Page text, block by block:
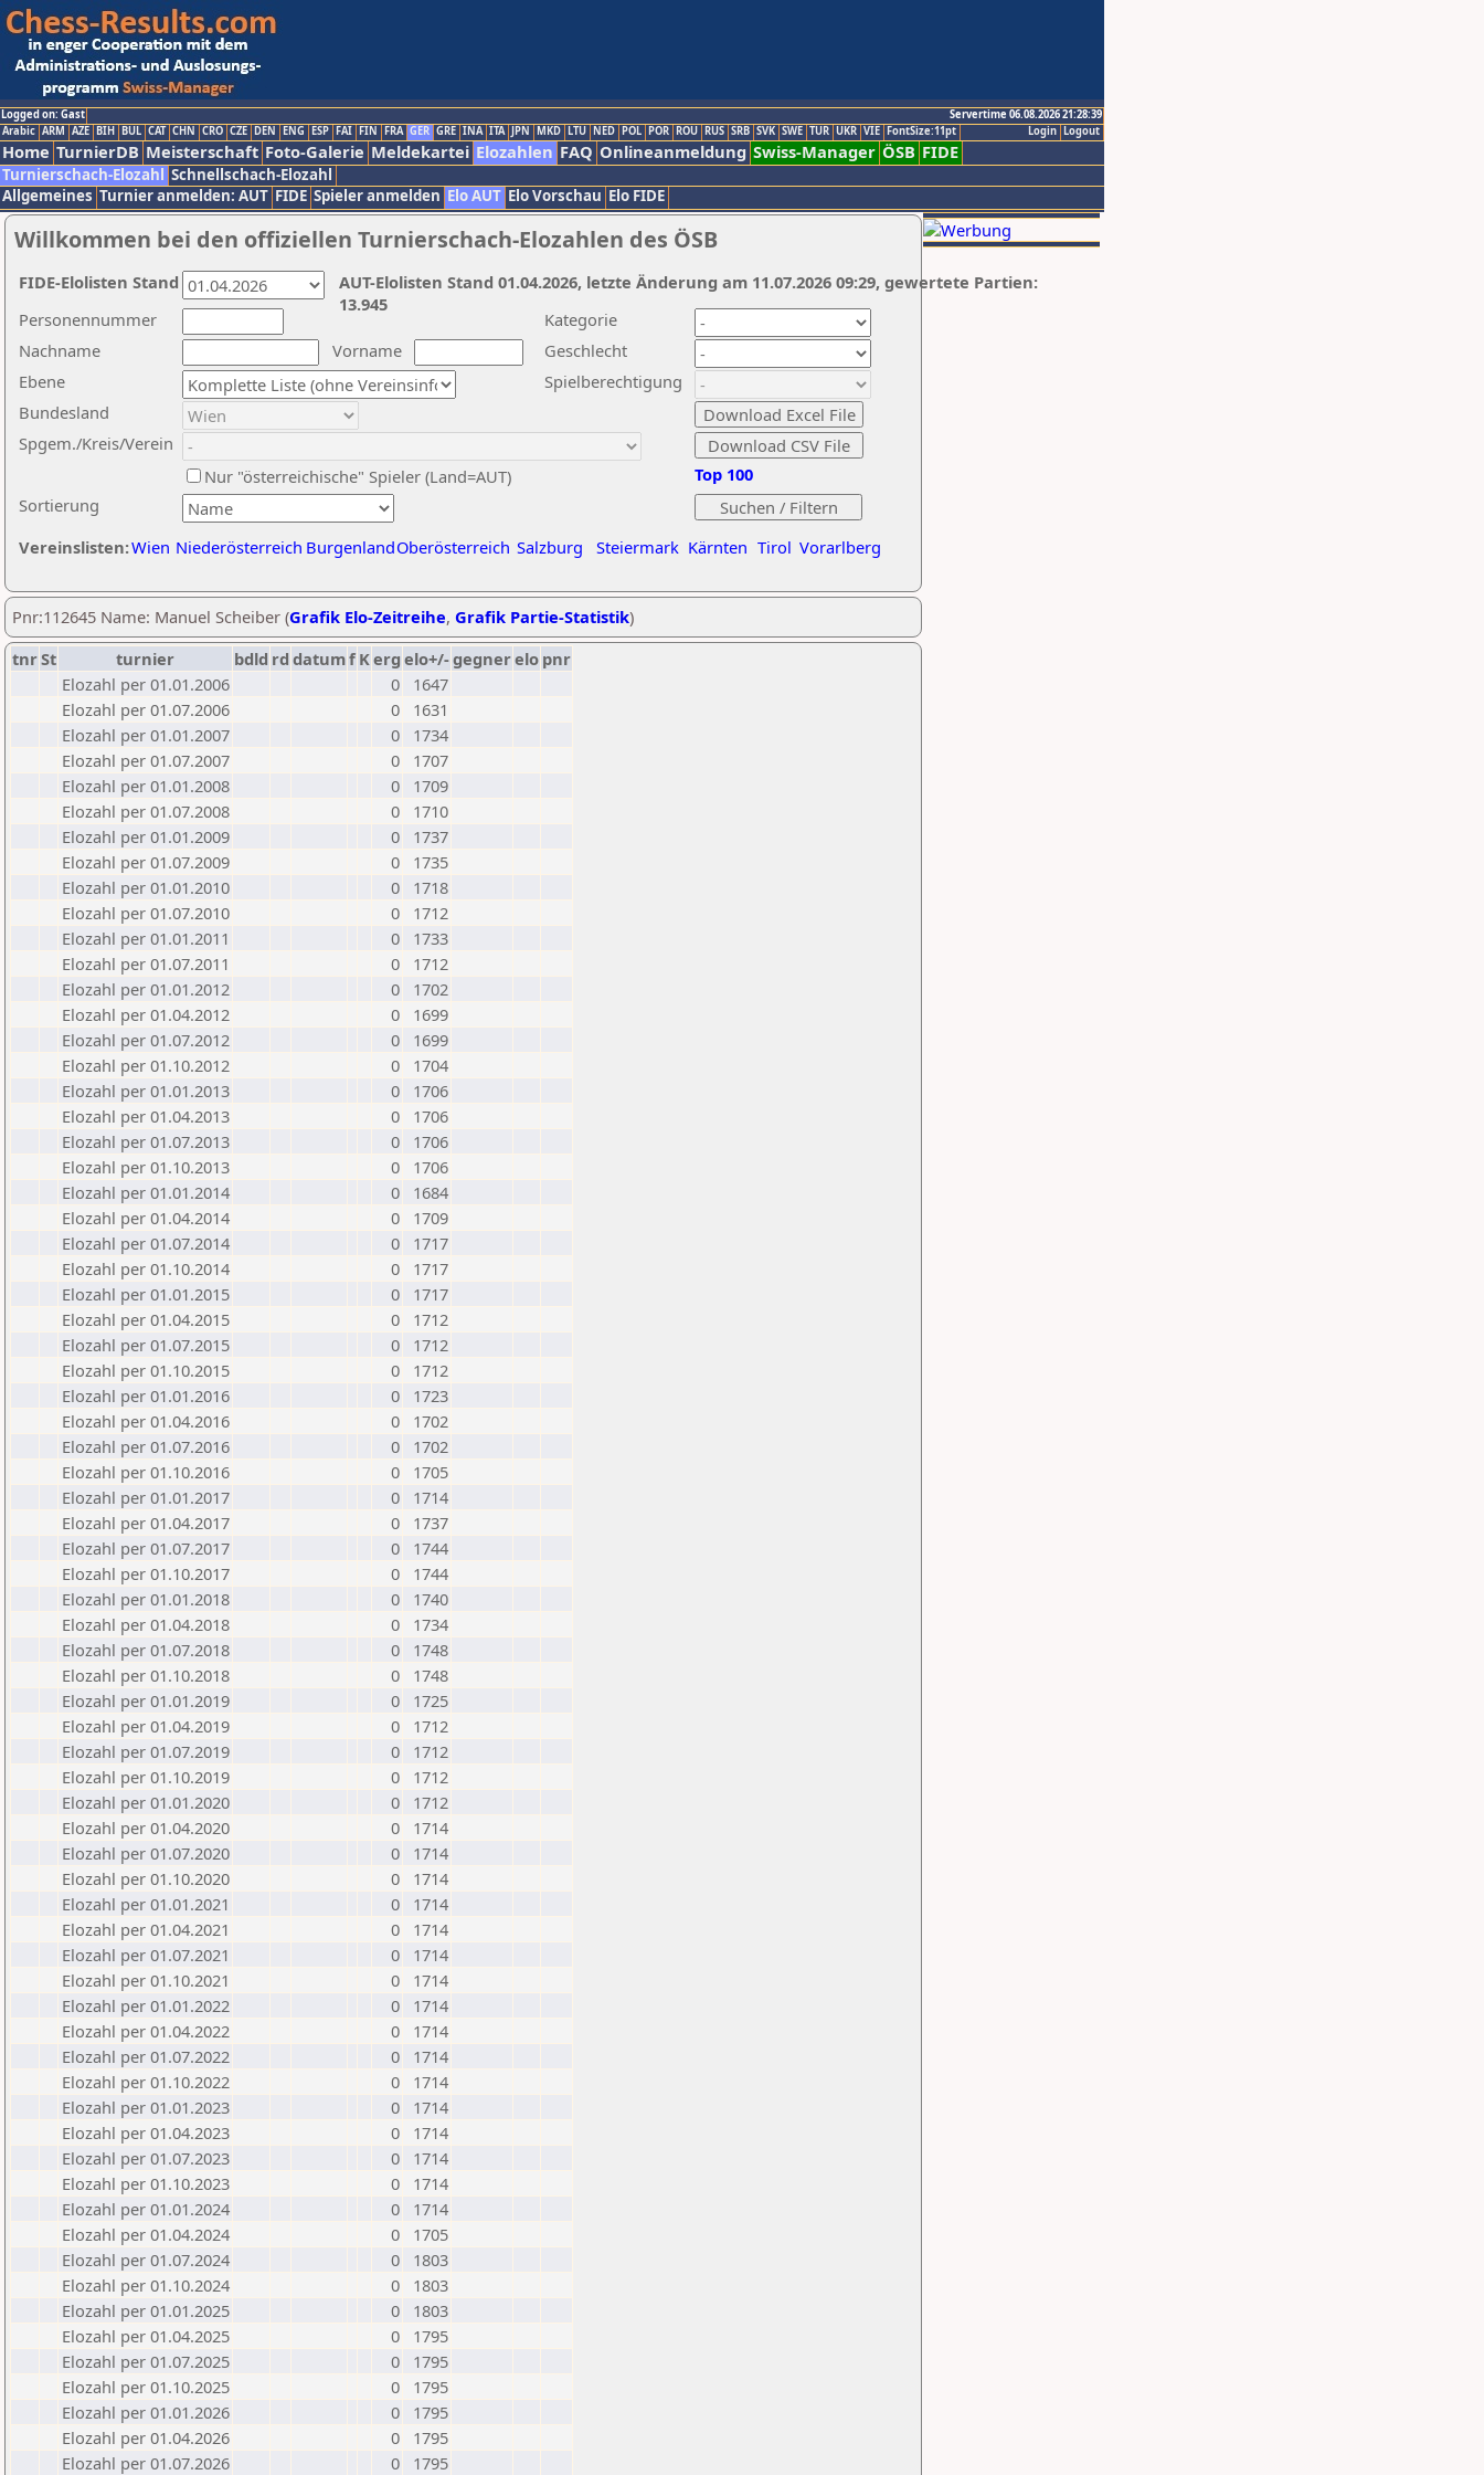
Logged on: Gast
Servertime 06.08.2026 21:28:39
Logout
Login
Arabic ARM AZE BIH BUL CAT CHN CRO CZE DEN ENG ESP FAI FIN FRA GER GRE INA ITA JPN MKD LTU NED POL POR ROU RUS SRB SVK SWE TUR UKR VIE FontSize:11pt
Home TurnierDB Meisterschaft Foto-Galerie Meldekartei Elozahlen FAQ Onlineanmeldung Swiss-Manager ÖSB FIDE
Turnierschach-Elozahl Schnellschach-Elozahl
Allgemeines Turnier anmelden: AUT FIDE Spieler anmelden Elo AUT Elo Vorschau Elo FIDE
Willkommen bei den offiziellen Turnierschach-Elozahlen des ÖSB
Nachname
Vorname
Ebene
Kategorie
Sortierung
Personennummer
Bundesland
Spgem./Kreis/Verein
Geschlecht
Nur "österreichische" Spieler (Land=AUT)
Spielberechtigung
Vereinslisten:Wien Niederösterreich BurgenlandOberösterreich Salzburg Steiermark Kärnten Tirol Vorarlberg
Top 100
AUT-Elolisten Stand 01.04.2026, letzte Änderung am 11.07.2026 09:29, gewertete Partien:
13.945
FIDE-Elolisten Stand
Pnr:112645 Name: Manuel Scheiber (Grafik Elo-Zeitreihe, Grafik Partie-Statistik)
tnrSt turnier bdld rd datumf Kerg elo+/-gegnerelo pnr
Elozahl per 01.01.2006
0
1647
Elozahl per 01.07.2006
0
1631
Elozahl per 01.01.2007
0
1734
Elozahl per 01.07.2007
0
1707
Elozahl per 01.01.2008
0
1709
Elozahl per 01.07.2008
0
1710
Elozahl per 01.01.2009
0
1737
Elozahl per 01.07.2009
0
1735
Elozahl per 01.01.2010
0
1718
Elozahl per 01.07.2010
0
1712
Elozahl per 01.01.2011
0
1733
Elozahl per 01.07.2011
0
1712
Elozahl per 01.01.2012
0
1702
Elozahl per 01.04.2012
0
1699
Elozahl per 01.07.2012
0
1699
Elozahl per 01.10.2012
0
1704
Elozahl per 01.01.2013
0
1706
Elozahl per 01.04.2013
0
1706
Elozahl per 01.07.2013
0
1706
Elozahl per 01.10.2013
0
1706
Elozahl per 01.01.2014
0
1684
Elozahl per 01.04.2014
0
1709
Elozahl per 01.07.2014
0
1717
Elozahl per 01.10.2014
0
1717
Elozahl per 01.01.2015
0
1717
Elozahl per 01.04.2015
0
1712
Elozahl per 01.07.2015
0
1712
Elozahl per 01.10.2015
0
1712
Elozahl per 01.01.2016
0
1723
Elozahl per 01.04.2016
0
1702
Elozahl per 01.07.2016
0
1702
Elozahl per 01.10.2016
0
1705
Elozahl per 01.01.2017
0
1714
Elozahl per 01.04.2017
0
1737
Elozahl per 01.07.2017
0
1744
Elozahl per 01.10.2017
0
1744
Elozahl per 01.01.2018
0
1740
Elozahl per 01.04.2018
0
1734
Elozahl per 01.07.2018
0
1748
Elozahl per 01.10.2018
0
1748
Elozahl per 01.01.2019
0
1725
Elozahl per 01.04.2019
0
1712
Elozahl per 01.07.2019
0
1712
Elozahl per 01.10.2019
0
1712
Elozahl per 01.01.2020
0
1712
Elozahl per 01.04.2020
0
1714
Elozahl per 01.07.2020
0
1714
Elozahl per 01.10.2020
0
1714
Elozahl per 01.01.2021
0
1714
Elozahl per 01.04.2021
0
1714
Elozahl per 01.07.2021
0
1714
Elozahl per 01.10.2021
0
1714
Elozahl per 01.01.2022
0
1714
Elozahl per 01.04.2022
0
1714
Elozahl per 01.07.2022
0
1714
Elozahl per 01.10.2022
0
1714
Elozahl per 01.01.2023
0
1714
Elozahl per 01.04.2023
0
1714
Elozahl per 01.07.2023
0
1714
Elozahl per 01.10.2023
0
1714
Elozahl per 01.01.2024
0
1714
Elozahl per 01.04.2024
0
1705
Elozahl per 01.07.2024
0
1803
Elozahl per 01.10.2024
0
1803
Elozahl per 01.01.2025
0
1803
Elozahl per 01.04.2025
0
1795
Elozahl per 01.07.2025
0
1795
Elozahl per 01.10.2025
0
1795
Elozahl per 01.01.2026
0
1795
Elozahl per 01.04.2026
0
1795
Elozahl per 01.07.2026
0 1795